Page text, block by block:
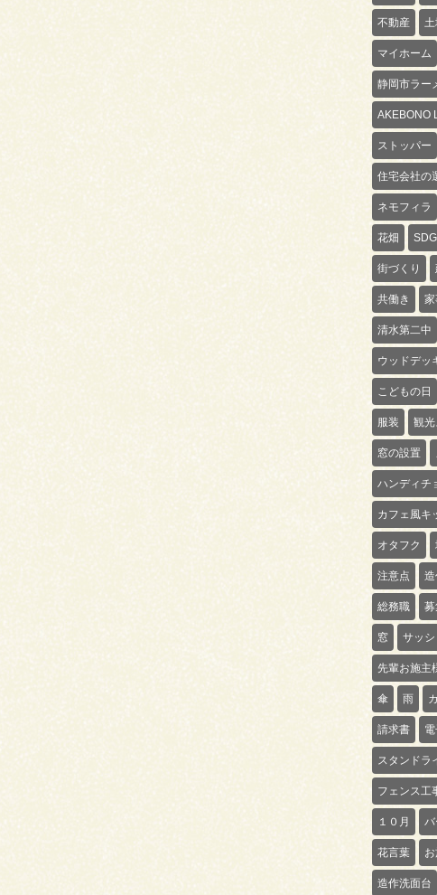
不動産 土
マイホーム
静岡市ラー
AKEBONO
ストッパー
住宅会社の
ネモフィラ
花畑
街づくり
共働き 家
清水第二中
ウッドデッ
こどもの日
服装 観光
窓の設置
ハンディチ
カフェ風キ
オタフク
注意点
総務職 募
窓 サッシ
先輩お施主
傘 雨
請求書
スタンドラ
フェンス工
１０月 バ
花言葉
造作洗面台